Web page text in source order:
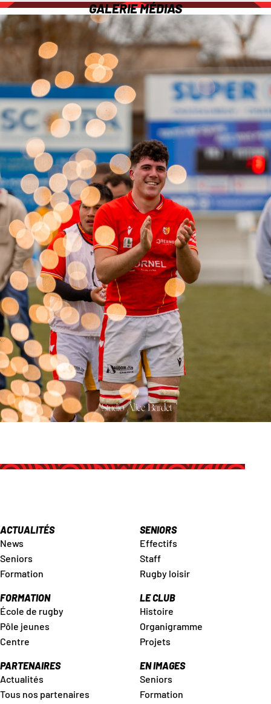
GALERIE MÉDIAS
ACTUALITÉS
News
Seniors
Formation
SENIORS
Effectifs
Staff
Rugby loisir
FORMATION
École de rugby
Pôle jeunes
Centre
LE CLUB
Histoire
Organigramme
Projets
PARTENAIRES
Actualités
Tous nos partenaires
EN IMAGES
Seniors
Formation